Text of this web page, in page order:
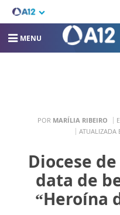
MENU
POR MARÍLIA RIBEIRO
ATUALIZADA
Diocese
data de
“Heroína